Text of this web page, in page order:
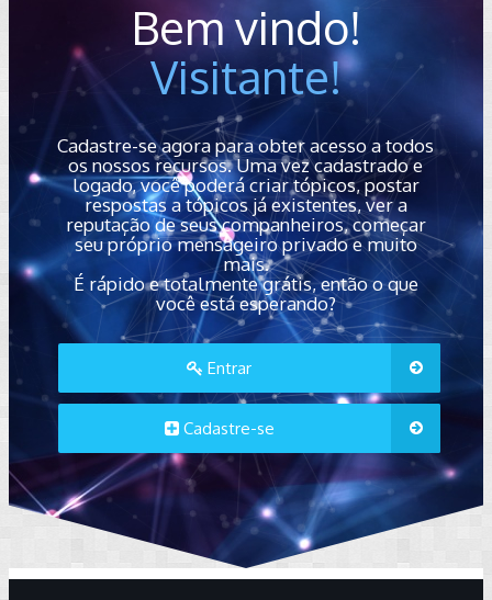
Bem vindo!
Visitante!
Cadastre-se agora para obter acesso a todos
os nossos recursos. Uma vez cadastrado e
logado, você poderá criar tópicos, postar
respostas a tópicos já existentes, ver a
reputação de seus companheiros, começar
seu próprio mensageiro privado e muito
mais.
É rápido e totalmente grátis, então o que
você está esperando?
Entrar
Cadastre-se